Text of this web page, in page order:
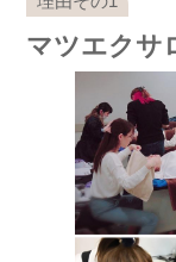
マツエクサ